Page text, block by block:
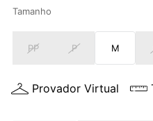
fornecer a você toda a
loja virtual. Para maiores
Cookies acesse o link.
Tamanho
PP P M
Provador Virtual